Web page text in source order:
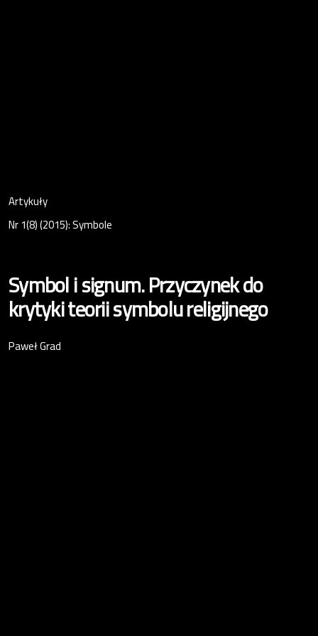
Artykuły
Nr 1(8) (2015): Symbole
Symbol i signum. Przyczynek do
krytyki teorii symbolu religijnego
Paweł Grad